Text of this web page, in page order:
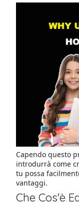
Capendo questo
introdurrà come
tu possa
vantaggi.
Che Cos'è